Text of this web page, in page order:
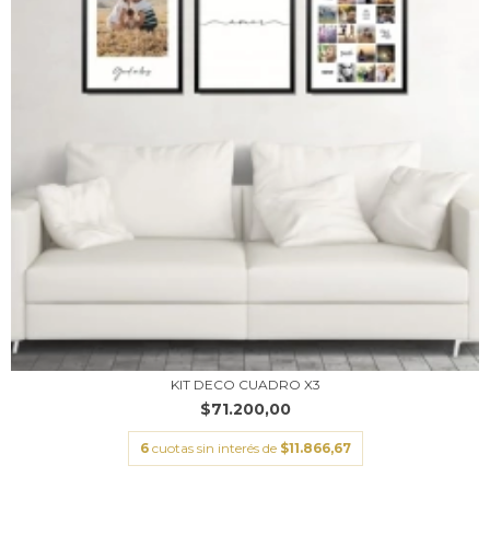
KIT DECO CUADRO X3
$71.200,00
6 cuotas sin interés de $11.866,67